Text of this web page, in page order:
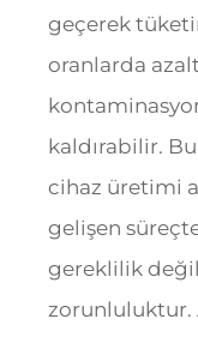
geçerek
oranlarda
kaldırabilir.
cihaz üretimi
gelişen
gereklilik
zorunluluktur.